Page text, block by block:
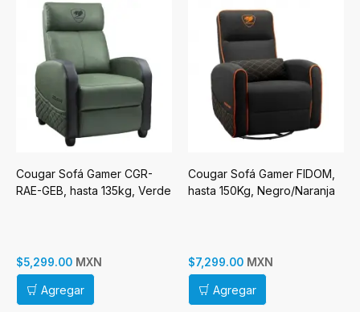
Cougar Sofá Gamer CGR-
RAE-GEB, hasta 135kg, Verde
$5,299.00 MXN
Agregar
Cougar Sofá Gamer FIDOM,
hasta 150Kg, Negro/Naranja
$7,299.00 MXN
Agregar